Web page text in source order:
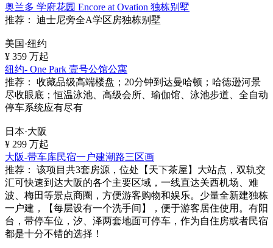
奥兰多 学府花园 Encore at Ovation 独栋别墅
推荐：
迪士尼旁全A学区房独栋别墅
美国·纽约
¥ 359 万起
纽约- One Park 壹号公馆公寓
推荐：
收藏品级高端楼盘；20分钟到达曼哈顿；哈德逊河景
尽收眼底；恒温泳池、高级会所、瑜伽馆、泳池步道、全自动
停车系统应有尽有
日本·大阪
¥ 299 万起
大阪-带车库民宿一户建潮路三区画
推荐：
该项目共3套房源，位处【天下茶屋】大站点，双轨交
汇可快速到达大阪的各个主要区域，一线直达关西机场、难
波、梅田等景点商圈，方便游客购物和娱乐。少量全新建独栋
一户建，【每层设有一个洗手间】，便于游客居住使用。有阳
台，带停车位，汐、泽两套地面可停车，作为自住房或者民宿
都是十分不错的选择！